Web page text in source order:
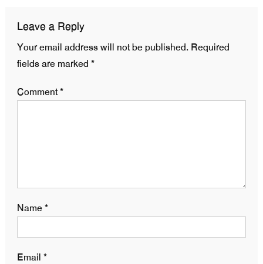
Leave a Reply
Your email address will not be published. Required
fields are marked *
Comment*
Name*
Email *